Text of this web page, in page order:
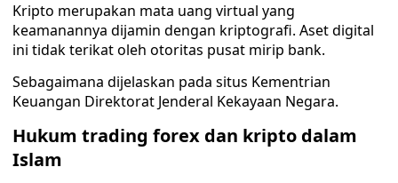
Kripto merupakan mata uang virtual yang
keamanannya dijamin dengan kriptografi. Aset digital
ini tidak terikat oleh otoritas pusat mirip bank.
Sebagaimana dijelaskan pada situs Kementrian
Keuangan Direktorat Jenderal Kekayaan Negara.
Hukum trading forex dan kripto dalam
Islam